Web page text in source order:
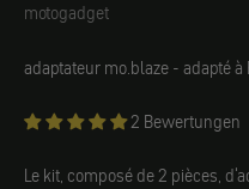
motogadget
motogadget
adaptateur mo.blaze - adapté à
2 Bewertungen
Le kit, composé de 2 pièces,